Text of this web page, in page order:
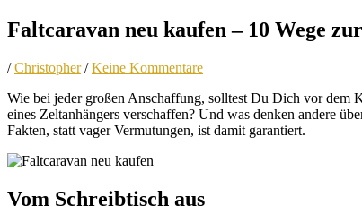
Faltcaravan neu kaufen – 10 Wege
/Christopher /Keine Kommentare
Wie bei jeder großen Anschaffung, solltest Du Dich vor dem
eines Zeltanhängers verschaffen? Und was denken andere
Fakten, statt vager Vermutungen, ist damit garantiert.
Vom Schreibtisch aus